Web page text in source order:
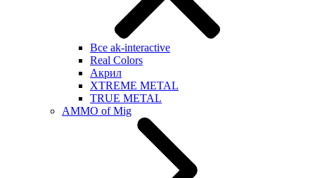
Все ak-interactive
Real Colors
Акрил
XTREME METAL
TRUE METAL
AMMO of Mig